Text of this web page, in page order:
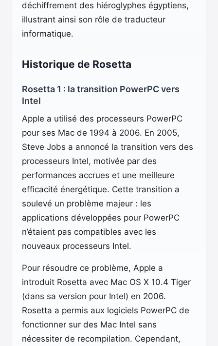
déchiffrement des hiéroglyphes égyptiens,
illustrant ainsi son rôle de traducteur
informatique.
Historique de Rosetta
Rosetta 1 : la transition PowerPC vers
Intel
Apple a utilisé des processeurs PowerPC
pour ses Mac de 1994 à 2006. En 2005,
Steve Jobs a annoncé la transition vers des
processeurs Intel, motivée par des
performances accrues et une meilleure
efficacité énergétique. Cette transition a
soulevé un problème majeur : les
applications développées pour PowerPC
n’étaient pas compatibles avec les
nouveaux processeurs Intel.
Pour résoudre ce problème, Apple a
introduit Rosetta avec Mac OS X 10.4 Tiger
(dans sa version pour Intel) en 2006.
Rosetta a permis aux logiciels PowerPC de
fonctionner sur des Mac Intel sans
nécessiter de recompilation. Cependant,